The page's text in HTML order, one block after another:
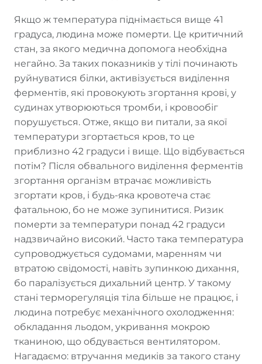
Якщо ж температура піднімається вище 41
градуса, людина може померти. Це критичний
стан, за якого медична допомога необхідна
негайно. За таких показників у тілі починають
руйнуватися білки, активізується виділення
ферментів, які провокують згортання крові, у
судинах утворюються тромби, і кровообіг
порушується. Отже, якщо ви питали, за якої
температури згортається кров, то це
приблизно 42 градуси і вище. Що відбувається
потім? Після обвального виділення ферментів
згортання організм втрачає можливість
згортати кров, і будь-яка кровотеча стає
фатальною, бо не може зупинитися. Ризик
померти за температури понад 42 градуси
надзвичайно високий. Часто така температура
супроводжується судомами, маренням чи
втратою свідомості, навіть зупинкою дихання,
бо паралізується дихальний центр. У такому
стані терморегуляція тіла більше не працює, і
людина потребує механічного охолодження:
обкладання льодом, укривання мокрою
тканиною, що обдувається вентилятором.
Нагадаємо: втручання медиків за такого стану